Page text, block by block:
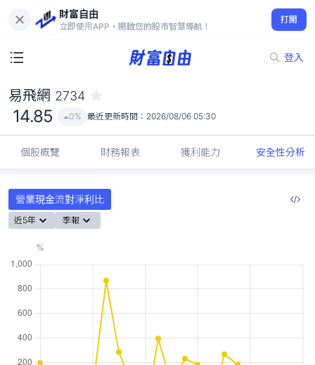
財富自由
立即使用APP，開啟您的股市智慧導航！
打開
登入
14.85
0%
易飛網 2734
14.85 0% 最近更新時間： 2026/08/06 05:30
個股概覽 財務報表 獲利能力 安全性分析
營業現金流對淨利比
近5年 季報